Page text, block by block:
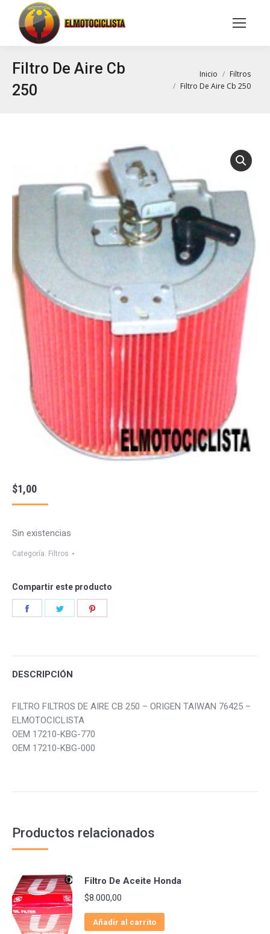
Buscar:
Filtro De Aire Cb
250
Inicio
Filtros
Filtro De Aire Cb 250
$1,00
Sin existencias
Categoría: Filtros
Compartir este producto
DESCRIPCIÓN
FILTRO FILTROS DE AIRE CB 250 – ORIGEN TAIWAN 76425 –
ELMOTOCICLISTA
OEM 17210-KBG-770
OEM 17210-KBG-000
Productos relacionados
Filtro De Aceite Honda
$8.000,00
Añadir al carrito